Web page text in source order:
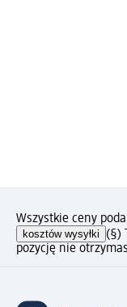
Wszystkie ceny
kosztów wysyłki (§)
pozycję nie